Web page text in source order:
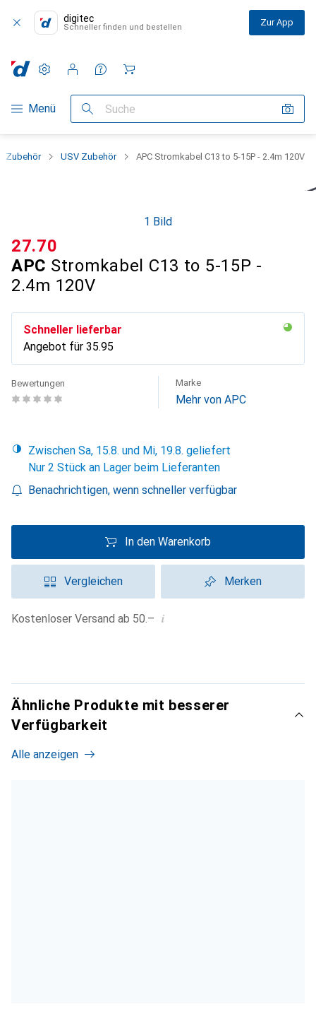
digitec
Schneller finden und bestellen Zur App
Navigation nach Kategorien
Menü Suche
Einstellungen
Kundenkonto
Vergleichslisten
Merklisten
Warenkorb
Zubehör USV Zubehör APC Stromkabel C13 to 5-15P - 2.4m 120V
1 Bild
APC Stromkabel C13 to 5-15P -
2.4m 120V
CHF
27.70
Schneller lieferbar
Angebot für CHF
35.95
Bewertungen Marke
Mehr von APC
Zwischen Sa, 15.8. und Mi, 19.8. geliefert
Nur 2 Stück an Lager beim Lieferanten
Benachrichtigen, wenn schneller verfügbar
In den Warenkorb
Vergleichen Merken
Kostenloser Versand ab 50.– i
Ähnliche Produkte mit besserer
Verfügbarkeit
Alle anzeigen